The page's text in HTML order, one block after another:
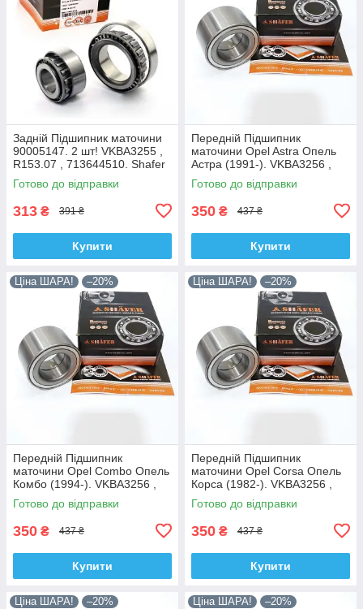
Задній Підшипник маточини
90005147. 2 шт! VKBA3255 ,
R153.07 , 713644510. Shafer
Австрія
Готово до відправки
313 ₴ 391 ₴
Купити
Передній Підшипник
маточини Opel Astra Опель
Астра (1991-). VKBA3256 ,
R153.14 , 713644160. Shafer
Австрія
Готово до відправки
350 ₴ 437 ₴
Купити
Ціна ШАРА! –20%
Передній Підшипник
маточини Opel Combo Опель
Комбо (1994-). VKBA3256 ,
R153.14 , 713644160. Shafer
Австрія
Готово до відправки
350 ₴ 437 ₴
Купити
Ціна ШАРА! –20%
Передній Підшипник
маточини Opel Corsa Опель
Корса (1982-). VKBA3256 ,
R153.14 , 713644160. Shafer
Австрія
Готово до відправки
350 ₴ 437 ₴
Купити
Ціна ШАРА! –20% Ціна ШАРА! –20%